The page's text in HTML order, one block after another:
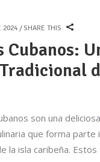
2024 SHARE THIS
Cubanos:
son una
que forma parte
la isla caribeña.